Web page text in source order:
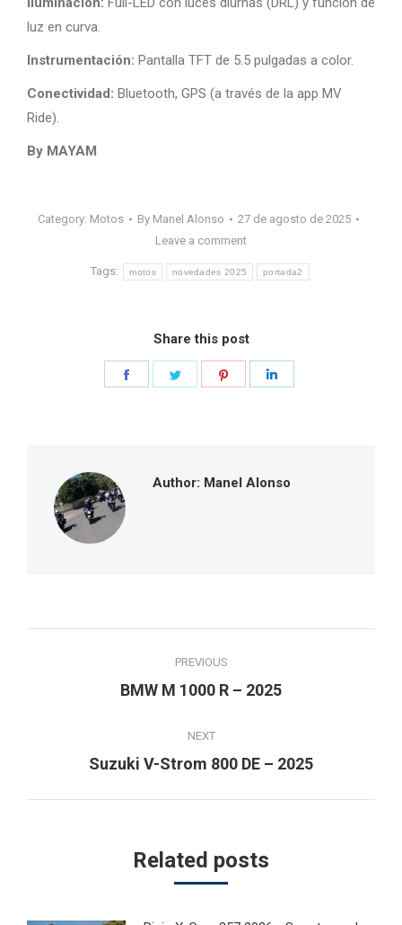
luz en curva.
Instrumentación: Pantalla TFT de 5.5 pulgadas a color.
Conectividad: Bluetooth, GPS (a través de la app MV
Ride).
By MAYAM
Category: Motos By Manel Alonso
27 de agosto de 2025
Leave a comment
Tags: motos novedades 2025 portada2
Share this post
Author: Manel Alonso
navigation
PREVIOUS
Previous
BMW M 1000 R – 2025
NEXT
Next
Suzuki V-Strom 800 DE – 2025
Related posts